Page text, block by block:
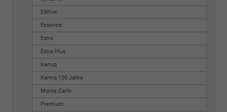
Edition
Essence
Extra
Extra Plus
Kamiq
Kamiq 130 Jahre
Monte Carlo
Premium